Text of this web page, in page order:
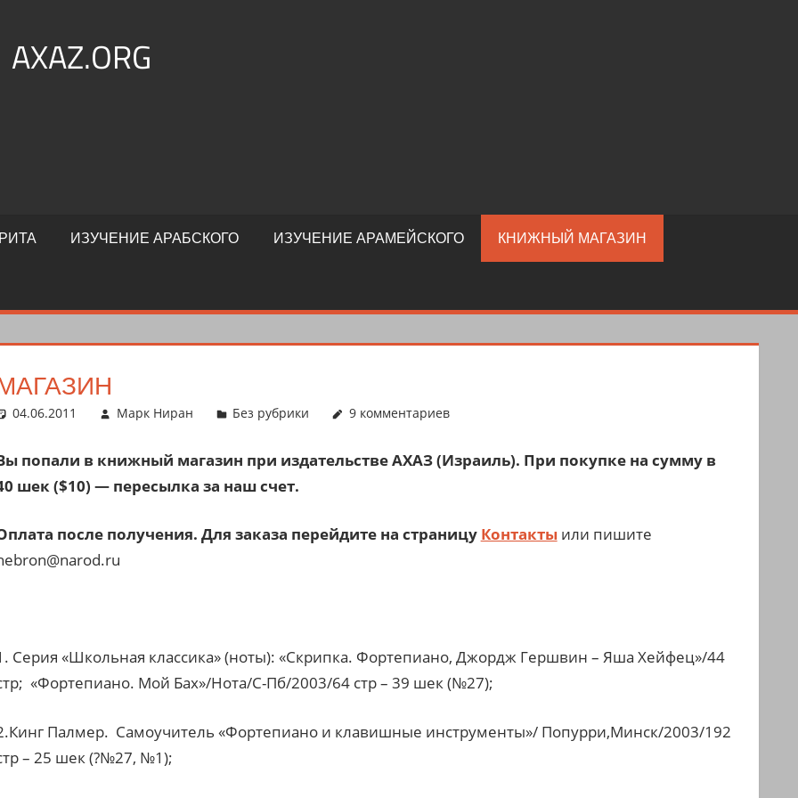
AXAZ.ORG
ИЗУЧЕНИЕ АРАБСКОГО ИЗУЧЕНИЕ АРАМЕЙСКОГО КНИЖНЫЙ МАГАЗИН
04.06.2011 Марк Ниран Без рубрики 9 комментариев
попали в книжный магазин при издательстве АХАЗ (Израиль). При покупке на сумму в
шек ($10) — пересылка за наш счет.
после получения. Для заказа перейдите на страницу Контакты или пишите
Серия «Школьная классика» (ноты): «Скрипка. Фортепиано, Джордж Гершвин – Яша Хейфец»/44
«Фортепиано. Мой Бах»/Нота/С-Пб/2003/64 стр – 39 шек (№27);
Палмер. Самоучитель «Фортепиано и клавишные инструменты»/ Попурри,Минск/2003/192
– 25 шек (?№27, №1);